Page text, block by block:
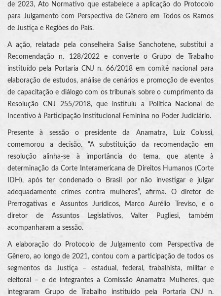
de 2023, Ato Normativo que estabelece a aplicação do Protocolo
para Julgamento com Perspectiva de Gênero em Todos os Ramos
de Justiça e Regiões do País.
A ação, relatada pela conselheira Salise Sanchotene, substitui a
Recomendação n. 128/2022 e converte o Grupo de Trabalho
instituído pela Portaria CNJ n. 66/2018 em comitê nacional para
elaboração de estudos, análise de cenários e promoção de eventos
de capacitação e diálogo com os tribunais sobre o cumprimento da
Resolução CNJ 255/2018, que instituiu a Política Nacional de
Incentivo à Participação Institucional Feminina no Poder Judiciário.
Presente à sessão o presidente da Anamatra, Luiz Colussi,
comemorou a decisão. “A substituição da recomendação em
resolução alinha-se à importância do tema, que atente à
determinação da Corte Interamericana de Direitos Humanos (Corte
IDH), após ter condenado o Brasil por não investigar e julgar
adequadamente crimes contra mulheres”, afirma. O diretor de
Prerrogativas e Assuntos Jurídicos, Marco Aurélio Treviso, e o
diretor de Assuntos Legislativos, Valter Pugliesi, também
acompanharam a sessão.
A elaboração do Protocolo de Julgamento com Perspectiva de
Gênero, ao longo de 2021, contou com a participação de todos os
segmentos da Justiça – estadual, federal, trabalhista, militar e
eleitoral – e de integrantes a Comissão Anamatra Mulheres, que
integraram Grupo de Trabalho instituído pela Portaria CNJ n.